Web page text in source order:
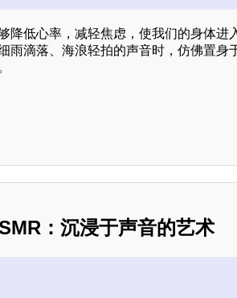
降低心率，减轻焦虑，使我们的身体进
雨滴落、海浪轻拍的声音时，仿佛置身
：沉浸于声音的艺术